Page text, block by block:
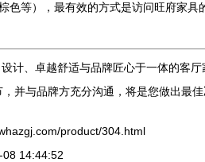
等），最有效的方式是访问旺府家
计、卓越舒适与品牌匠心于一体的客
并与品牌方充分沟通，将是您做出最佳
product/304.html
14:44:52